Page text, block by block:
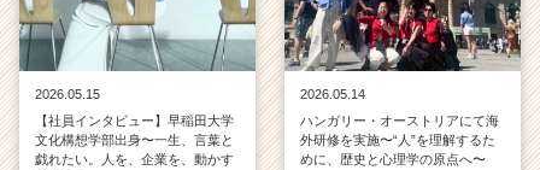
2026.05.15
【社員インタビュー】早稲田大学
文化構想学部出身〜一生、言葉と
戯れたい。人を、企業を、動かす
2026.05.14
ハンガリー・オーストリアにて海
外研修を実施〜“人”を理解するた
めに、歴史と心理学の原点へ〜